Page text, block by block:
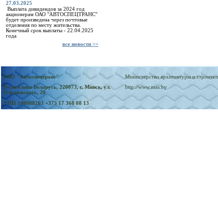
27.03.2025
Выплата дивидендов за 2024 год
акционерам ОАО "АВТОСПЕЦТРАНС"
будет произведена через почтовые
отделения по месту жительства.
Конечный срок выплаты - 22.04.2025
года
все новости >>
ОАО "Автоспецтранс"
Республика Беларусь, 220073, г. Минск, ул.
Ольшевского, 20
УНП 100008263 +375 17 368 08 13
Министерство архитектуры и
http://www.mas.by